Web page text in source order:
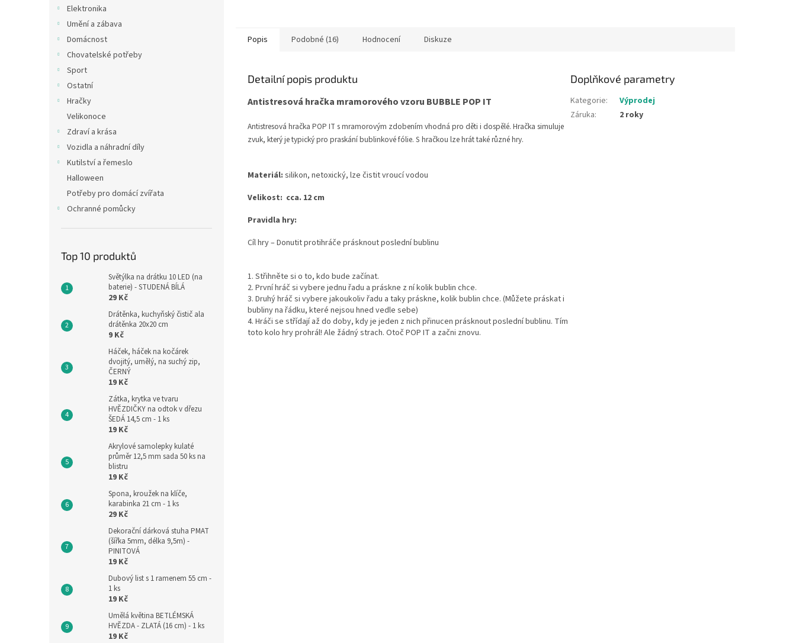
Elektronika
Umění a zábava
Domácnost
Chovatelské potřeby
Sport
Ostatní
Hračky
Velikonoce
Zdraví a krása
Vozidla a náhradní díly
Kutilství a řemeslo
Halloween
Potřeby pro domácí zvířata
Ochranné pomůcky
Top 10 produktů
Světýlka na drátku 10 LED (na
baterie) - STUDENÁ BÍLÁ
29 Kč
Drátěnka, kuchyňský čistič ala
drátěnka 20x20 cm
9 Kč
Háček, háček na kočárek
dvojitý, umělý, na suchý zip,
ČERNÝ
19 Kč
Zátka, krytka ve tvaru
HVĚZDIČKY na odtok v dřezu
ŠEDÁ 14,5 cm - 1 ks
19 Kč
Akrylové samolepky kulaté
průměr 12,5 mm sada 50 ks na
blistru
19 Kč
Spona, kroužek na klíče,
karabinka 21 cm - 1 ks
29 Kč
Dekorační dárková stuha PMAT
(šířka 5mm, délka 9,5m) -
PINITOVÁ
19 Kč
Dubový list s 1 ramenem 55 cm -
1 ks
19 Kč
Umělá květina BETLÉMSKÁ
HVĚZDA - ZLATÁ (16 cm) - 1 ks
19 Kč
Popis Podobné (16) Hodnocení Diskuze
Detailní popis produktu
Antistresová hračka mramorového vzoru BUBBLE POP IT
Antistresová hračka POP IT s mramorovým zdobením vhodná pro děti i dospělé. Hračka simuluje
zvuk, který je typický pro praskání bublinkové fólie. S hračkou lze hrát také různé hry.
Materiál: silikon, netoxický, lze čistit vroucí vodou
Velikost: cca. 12 cm
Pravidla hry:
Cíl hry – Donutit protihráče prásknout poslední bublinu
1. Střihněte si o to, kdo bude začínat.
2. První hráč si vybere jednu řadu a práskne z ní kolik bublin chce.
3. Druhý hráč si vybere jakoukoliv řadu a taky práskne, kolik bublin chce. (Můžete práskat i
bubliny na řádku, které nejsou hned vedle sebe)
4. Hráči se střídají až do doby, kdy je jeden z nich přinucen prásknout poslední bublinu. Tím
toto kolo hry prohrál! Ale žádný strach. Otoč POP IT a začni znovu.
Doplňkové parametry
Kategorie:
Výprodej
Záruka: 2 roky